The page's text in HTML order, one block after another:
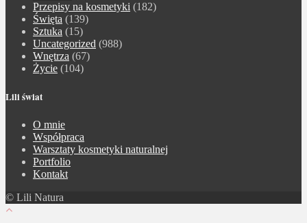
Przepisy na kosmetyki (182)
Święta (139)
Sztuka (15)
Uncategorized (988)
Wnętrza (67)
Życie (104)
Lili świat
O mnie
Współpraca
Warsztaty kosmetyki naturalnej
Portfolio
Kontakt
© Lili Natura